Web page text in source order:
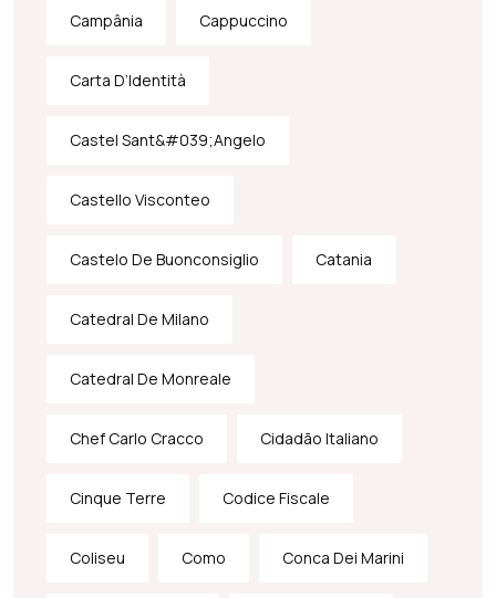
Campânia Cappuccino
Carta D’Identità
Castel Sant&#039;Angelo
Castello Visconteo
Castelo De Buonconsiglio Catania
Catedral De Milano
Catedral De Monreale
Chef Carlo Cracco Cidadão Italiano
Cinque Terre Codice Fiscale
Coliseu Como Conca Dei Marini